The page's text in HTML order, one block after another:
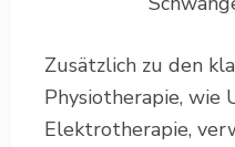
Zusätzlich zu den
Physiotherapie, wie
Elektrotherapie,